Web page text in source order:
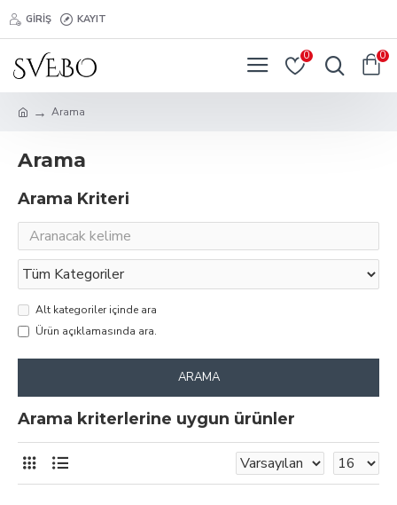
GIRIŞ KAYIT
0 0
Arama
Arama
Arama Kriteri
Alt kategoriler içinde ara
Ürün açıklamasında ara.
ARAMA
Arama kriterlerine uygun ürünler